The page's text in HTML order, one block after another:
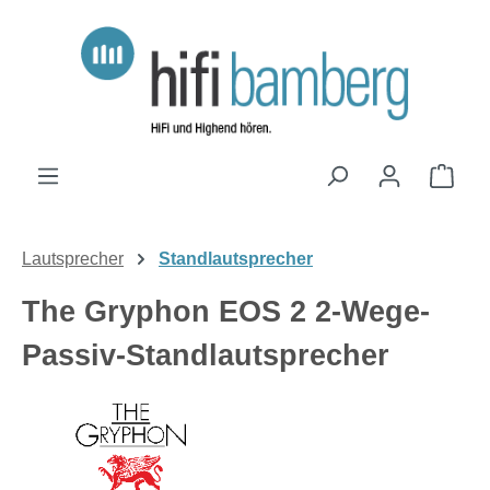
Zum Hauptinhalt springen
Lautsprecher Standlautsprecher
The Gryphon EOS 2 2-Wege-
Passiv-Standlautsprecher